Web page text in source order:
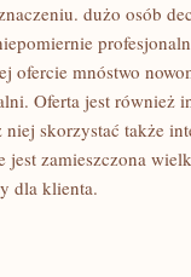
dużo osób
ofercie mnóstwo
Oferta jest również
skorzystać także
jest zamieszczona
dla klienta.